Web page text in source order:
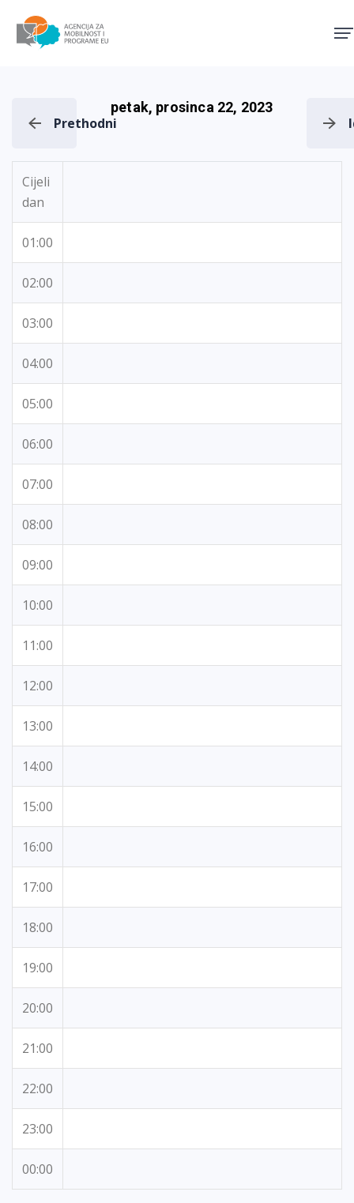
Prethodni
petak, prosinca 22, 2023
Cijeli
dan
01:00
02:00
03:00
04:00
05:00
06:00
07:00
08:00
09:00
10:00
11:00
12:00
13:00
14:00
15:00
16:00
17:00
18:00
19:00
20:00
21:00
22:00
23:00
00:00